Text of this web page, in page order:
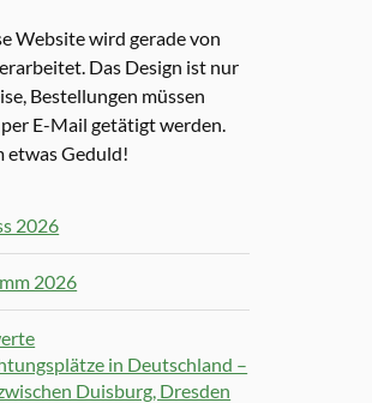
Website wird gerade von
Das Design ist nur
Bestellungen müssen
E-Mail getätigt werden.
etwas Geduld!
2026
2026
in Deutschland –
Duisburg, Dresden